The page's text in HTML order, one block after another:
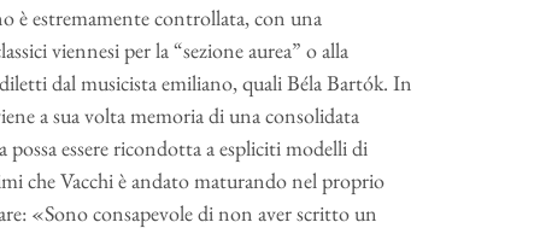
è estremamente controllata, con una
viennesi per la “sezione aurea” o alla
dal musicista emiliano, quali Béla Bartók. In
a sua volta memoria di una consolidata
essere ricondotta a espliciti modelli di
che Vacchi è andato maturando nel proprio
«Sono consapevole di non aver scritto un